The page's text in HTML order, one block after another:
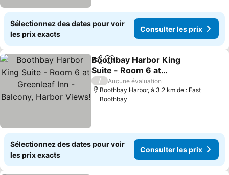
Sélectionnez des dates pour voir
les prix exacts
Consulter les prix
PartagerAjouter à mes favoris
Boothbay Harbor King
Suite - Room 6 at
Greenleaf Inn - Balcony,
Harbor Views!
/
Aucune évaluation
Boothbay Harbor, à 3.2 km de : East
Boothbay
Sélectionnez des dates pour voir
les prix exacts
Consulter les prix